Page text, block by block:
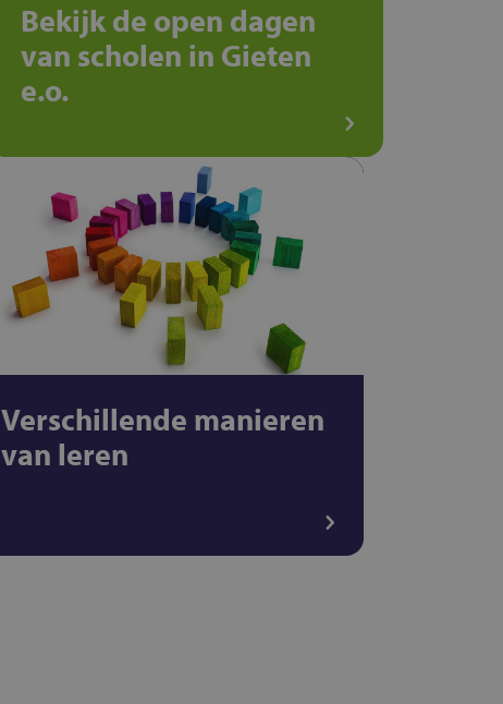
Bekijk de open dagen
van scholen in Gieten
e.o.
Verschillende manieren
van leren